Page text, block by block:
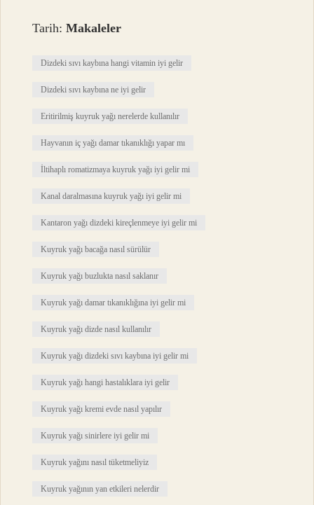
Tarih:Makaleler
Dizdeki sıvı kaybına hangi vitamin iyi gelir
Dizdeki sıvı kaybına ne iyi gelir
Eritirilmiş kuyruk yağı nerelerde kullanılır
Hayvanın iç yağı damar tıkanıklığı yapar mı
İltihaplı romatizmaya kuyruk yağı iyi gelir mi
Kanal daralmasına kuyruk yağı iyi gelir mi
Kantaron yağı dizdeki kireçlenmeye iyi gelir mi
Kuyruk yağı bacağa nasıl sürülür
Kuyruk yağı buzlukta nasıl saklanır
Kuyruk yağı damar tıkanıklığına iyi gelir mi
Kuyruk yağı dizde nasıl kullanılır
Kuyruk yağı dizdeki sıvı kaybına iyi gelir mi
Kuyruk yağı hangi hastalıklara iyi gelir
Kuyruk yağı kremi evde nasıl yapılır
Kuyruk yağı sinirlere iyi gelir mi
Kuyruk yağını nasıl tüketmeliyiz
Kuyruk yağının yan etkileri nelerdir